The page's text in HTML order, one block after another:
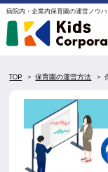
病院内・企業内保育園の運営ノウ
TOP 保育園の運営方法